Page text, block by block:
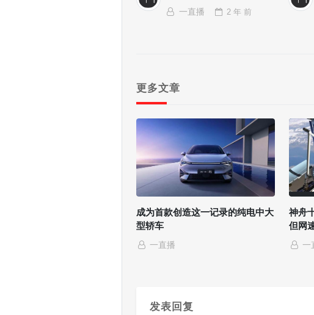
一直播 2 年 前
更多文章
成为首款创造这一记录的纯电中大
型轿车
一直播
神舟
但网
一
发表回复